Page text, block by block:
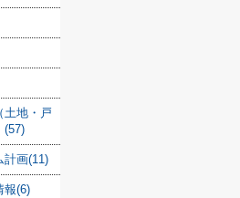
土地・戸
(57)
計画(11)
報(6)